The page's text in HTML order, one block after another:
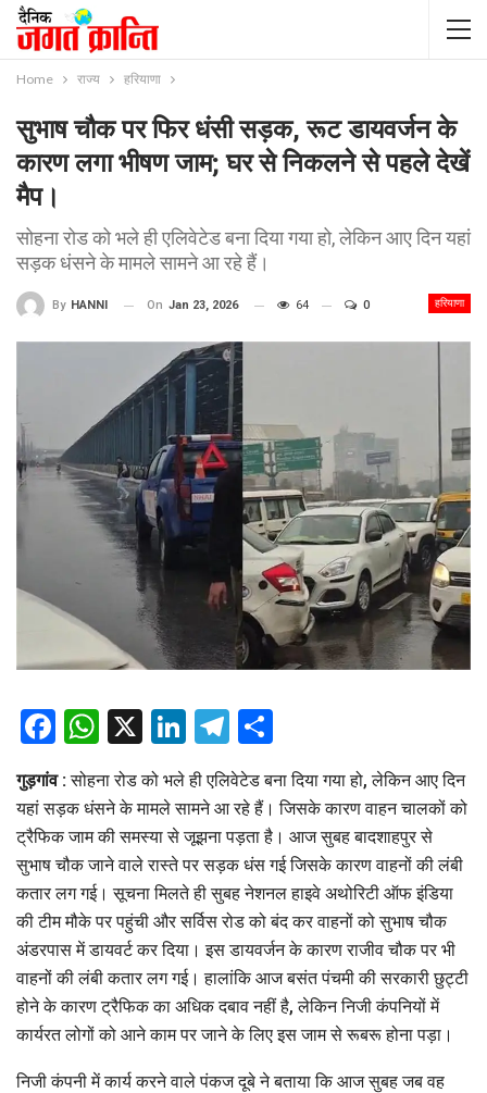
Home राज्य हरियाणा
सुभाष चौक पर फिर धंसी सड़क, रूट डायवर्जन के
कारण लगा भीषण जाम; घर से निकलने से पहले देखें
मैप।
सोहना रोड को भले ही एलिवेटेड बना दिया गया हो, लेकिन आए दिन यहां
सड़क धंसने के मामले सामने आ रहे हैं।
हरियाणा
By HANNI On Jan 23, 2026 64 0
Facebook
WhatsApp
X LinkedIn
Telegram
गुड़गांव :सोहना रोड को भले ही एलिवेटेड बना दिया गया हो, लेकिन आए दिन
यहां सड़क धंसने के मामले सामने आ रहे हैं। जिसके कारण वाहन चालकों को
ट्रैफिक जाम की समस्या से जूझना पड़ता है। आज सुबह बादशाहपुर से
सुभाष चौक जाने वाले रास्ते पर सड़क धंस गई जिसके कारण वाहनों की लंबी
कतार लग गई। सूचना मिलते ही सुबह नेशनल हाइवे अथोरिटी ऑफ इंडिया
की टीम मौके पर पहुंची और सर्विस रोड को बंद कर वाहनों को सुभाष चौक
अंडरपास में डायवर्ट कर दिया। इस डायवर्जन के कारण राजीव चौक पर भी
वाहनों की लंबी कतार लग गई। हालांकि आज बसंत पंचमी की सरकारी छुट्टी
होने के कारण ट्रैफिक का अधिक दबाव नहीं है, लेकिन निजी कंपनियों में
कार्यरत लोगों को आने काम पर जाने के लिए इस जाम से रूबरू होना पड़ा।
निजी कंपनी में कार्य करने वाले पंकज दूबे ने बताया कि आज सुबह जब वह